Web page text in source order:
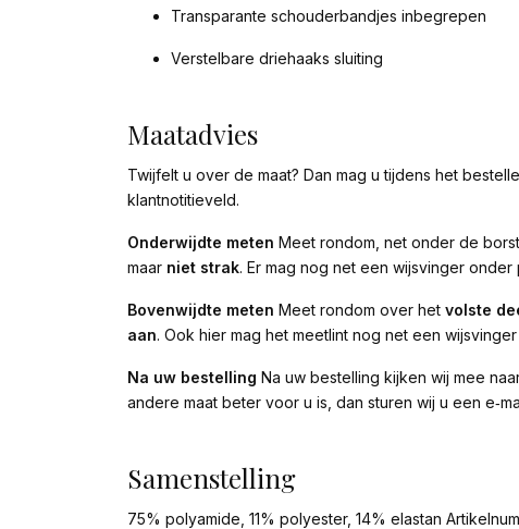
Transparante schouderbandjes inbegrepen
Verstelbare driehaaks sluiting
Maatadvies
Twijfelt u over de maat? Dan mag u tijdens het
klantnotitieveld.
Onderwijdte meten Meet rondom, net onder de
maar niet strak. Er mag nog net een wijsvinger onder
Bovenwijdte meten Meet rondom over het volste
aan. Ook hier mag het meetlint nog net een
Na uw bestelling Na uw bestelling kijken wij mee
andere maat beter voor u is, dan sturen wij u een
Samenstelling
75% polyamide, 11% polyester, 14% elastan